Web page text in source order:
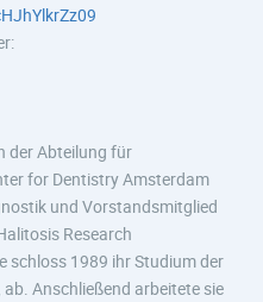
der Abteilung für
for Dentistry Amsterdam
und Vorstandsmitglied
Research
schloss 1989 ihr Studium der
Anschließend arbeitete sie